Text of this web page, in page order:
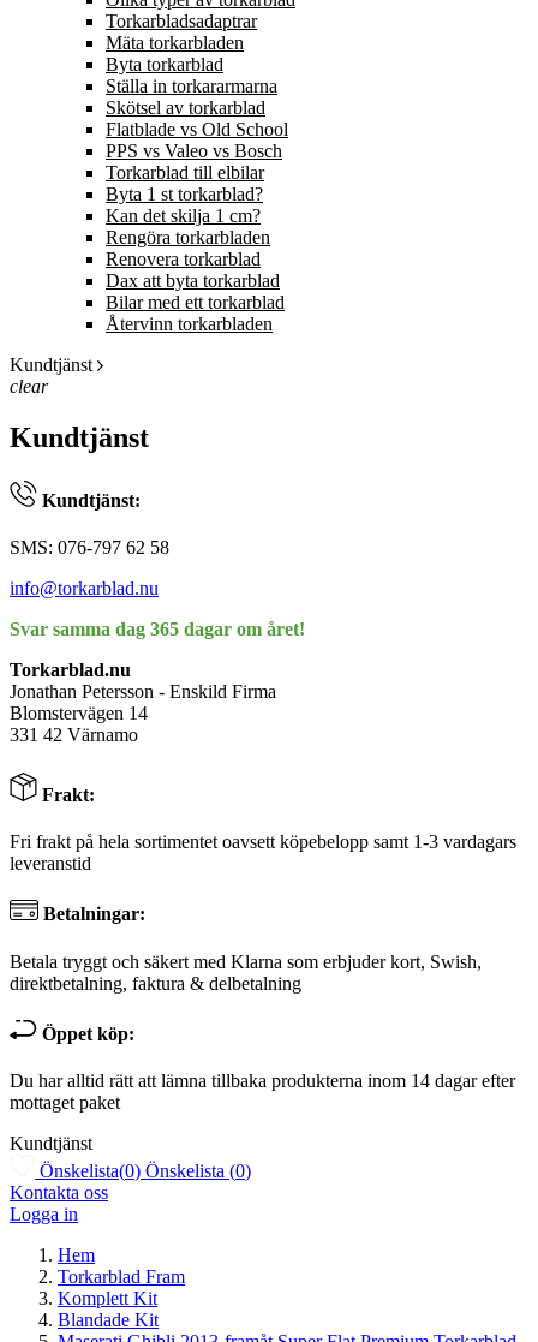
Torkarbladsadaptrar
Mäta torkarbladen
Byta torkarblad
Ställa in torkararmarna
Skötsel av torkarblad
Flatblade vs Old School
PPS vs Valeo vs Bosch
Torkarblad till elbilar
Byta 1 st torkarblad?
Kan det skilja 1 cm?
Rengöra torkarbladen
Renovera torkarblad
Dax att byta torkarblad
Bilar med ett torkarblad
Återvinn torkarbladen
Kundtjänst
clear
Kundtjänst
Kundtjänst:
SMS: 076-797 62 58
info@torkarblad.nu
Svar samma dag 365 dagar om året!
Torkarblad.nu
Jonathan Petersson - Enskild Firma
Blomstervägen 14
331 42 Värnamo
Frakt:
Fri frakt på hela sortimentet oavsett köpebelopp samt 1-3 vardagars
leveranstid
Betalningar:
Betala tryggt och säkert med Klarna som erbjuder kort, Swish,
direktbetalning, faktura & delbetalning
Öppet köp:
Du har alltid rätt att lämna tillbaka produkterna inom 14 dagar efter
mottaget paket
Kundtjänst
Önskelista(0) Önskelista (0)
Kontakta oss
Logga in
Hem
Torkarblad Fram
Komplett Kit
Blandade Kit